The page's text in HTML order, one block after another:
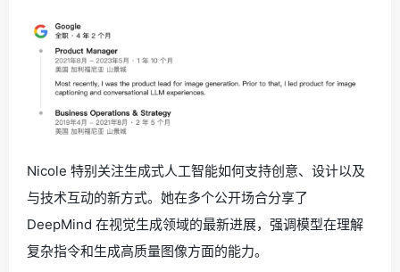
Nicole 特别关注生成式人工智能如何支持创意、设计以及
与技术互动的新方式。她在多个公开场合分享了
DeepMind 在视觉生成领域的最新进展，强调模型在理解
复杂指令和生成高质量图像方面的能力。